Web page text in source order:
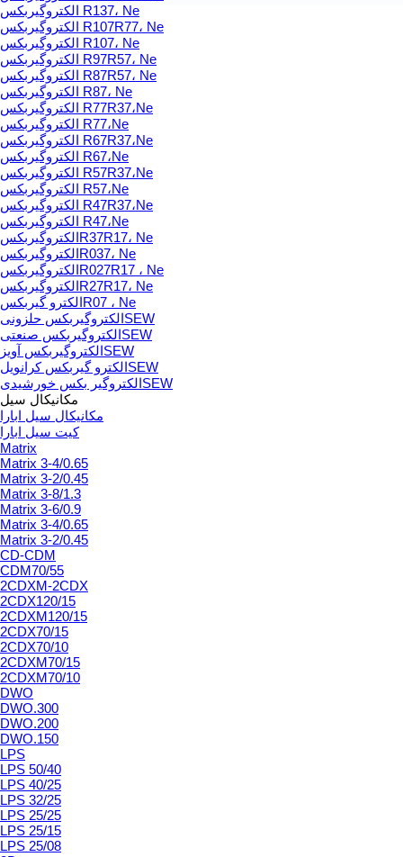
الکتروگیربکس R137، Ne
الکتروگیربکس R107R77، Ne
الکتروگیربکس R107، Ne
الکتروگیربکس R97R57، Ne
الکتروگیربکس R87R57، Ne
الکتروگیربکس R87، Ne
الکتروگیربکس R77R37،Ne
الکتروگیربکس R77،Ne
الکتروگیربکس R67R37،Ne
الکتروگیربکس R67،Ne
الکتروگیربکس R57R37،Ne
الکتروگیربکس R57،Ne
الکتروگیربکس R47R37،Ne
الکتروگیربکس R47،Ne
الکتروگیربکسR37R17، Ne
الکتروگیربکسR037، Ne
الکتروگیربکسR027R17 ، Ne
الکتروگیربکسR27R17، Ne
الکترو گیربکسR07 ، Ne
الکتروگیربکس حلزونیSEW
الکتروگیربکس صنعتیSEW
الکتروگیربکس آویزSEW
الکترو گیربکس کرانویلSEW
الکتروگیر بکس خورشیدیSEW
مکانیکال سیل
مکانیکال سیل ابارا
کیت سیل ابارا
Matrix
Matrix 3-4/0.65
Matrix 3-2/0.45
Matrix 3-8/1.3
Matrix 3-6/0.9
Matrix 3-4/0.65
Matrix 3-2/0.45
CD-CDM
CDM70/55
2CDXM-2CDX
2CDX120/15
2CDXM120/15
2CDX70/15
2CDX70/10
2CDXM70/15
2CDXM70/10
DWO
DWO.300
DWO.200
DWO.150
LPS
LPS 50/40
LPS 40/25
LPS 32/25
LPS 25/25
LPS 25/15
LPS 25/08